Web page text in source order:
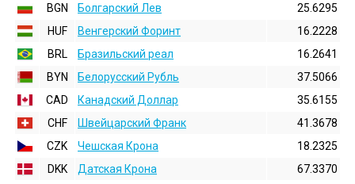
BGN
Болгарский Лев
25.6295
HUF
Венгерский Форинт
16.2228
BRL
Бразильский реал
16.2641
BYN
Белорусский Рубль
37.5066
CAD
Канадский Доллар
35.6155
CHF
Швейцарский Франк
41.3678
CZK
Чешская Крона
18.2325
DKK
Датская Крона
67.3370